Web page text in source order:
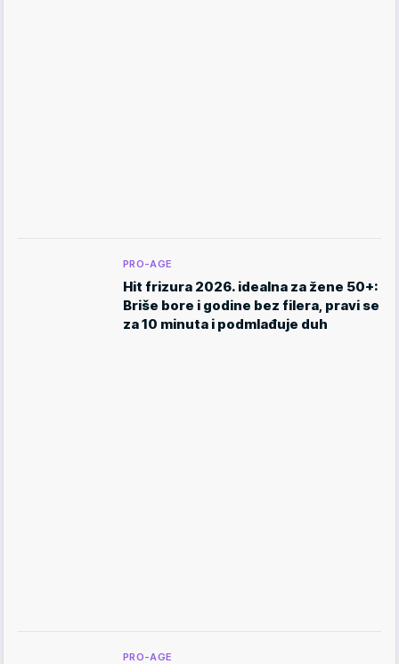
PRO-AGE
Hit frizura 2026. idealna za žene 50+:
Briše bore i godine bez filera, pravi se
za 10 minuta i podmlađuje duh
PRO-AGE